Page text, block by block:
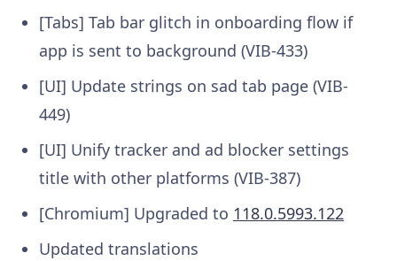
[Tabs] Tab bar glitch in onboarding flow if
app is sent to background (VIB-433)
[UI] Update strings on sad tab page (VIB-
449)
[UI] Unify tracker and ad blocker settings
title with other platforms (VIB-387)
[Chromium] Upgraded to 118.0.5993.122
Updated translations